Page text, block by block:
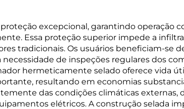
excepcional, garantindo operação
Essa proteção superior impede a
tradicionais. Os usuários beneficiam-
de inspeções regulares dos
hermeticamente selado oferece vida
resultando em economias
das condições climáticas externas,
elétricos. A construção selada